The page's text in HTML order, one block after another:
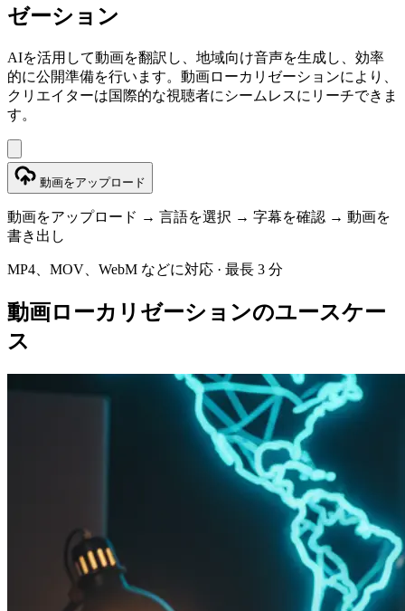
ゼーション
AIを活用して動画を翻訳し、地域向け音声を生成し、効率
的に公開準備を行います。動画ローカリゼーションにより、
クリエイターは国際的な視聴者にシームレスにリーチできま
す。
動画をアップロード
動画をアップロード → 言語を選択 → 字幕を確認 → 動画を
書き出し
MP4、MOV、WebM などに対応 · 最長 3 分
動画ローカリゼーションのユースケー
ス